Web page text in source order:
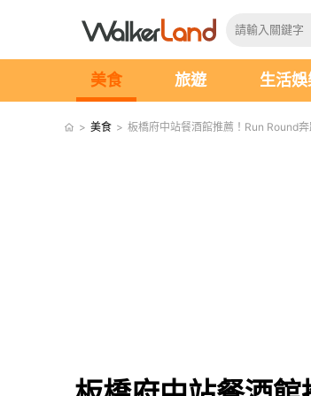
美食 旅遊 生活娛
> 美食 > 板橋府中站餐酒館推薦！Run Round